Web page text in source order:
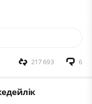
6
217 693